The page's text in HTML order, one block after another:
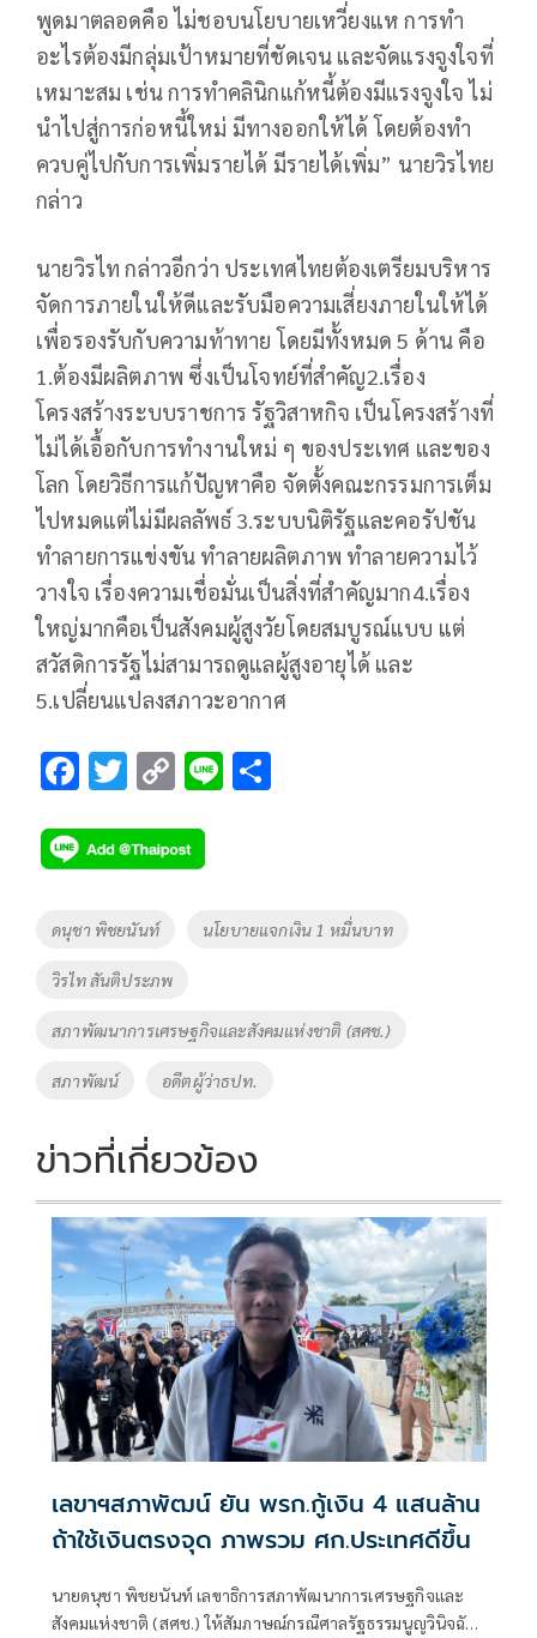
พูดมาตลอดคือ ไม่ชอบนโยบายเหวี่ยงแห การทำ
อะไรต้องมีกลุ่มเป้าหมายที่ชัดเจน และจัดแรงจูงใจที่
เหมาะสม เช่น การทำคลินิกแก้หนี้ต้องมีแรงจูงใจ ไม่
นำไปสู่การก่อหนี้ใหม่ มีทางออกให้ได้ โดยต้องทำ
ควบคู่ไปกับการเพิ่มรายได้ มีรายได้เพิ่ม” นายวิรไทย
กล่าว
นายวิรไท กล่าวอีกว่า ประเทศไทยต้องเตรียมบริหาร
จัดการภายในให้ดีและรับมือความเสี่ยงภายในให้ได้
เพื่อรองรับกับความท้าทาย โดยมีทั้งหมด 5 ด้าน คือ
1.ต้องมีผลิตภาพ ซึ่งเป็นโจทย์ที่สำคัญ2.เรื่อง
โครงสร้างระบบราชการ รัฐวิสาหกิจ เป็นโครงสร้างที่
ไม่ได้เอื้อกับการทำงานใหม่ ๆ ของประเทศ และของ
โลก โดยวิธีการแก้ปัญหาคือ จัดตั้งคณะกรรมการเต็ม
ไปหมดแต่ไม่มีผลลัพธ์ 3.ระบบนิติรัฐและคอรัปชัน
ทำลายการแข่งขัน ทำลายผลิตภาพ ทำลายความไว้
วางใจ เรื่องความเชื่อมั่นเป็นสิ่งที่สำคัญมาก4.เรื่อง
ใหญ่มากคือเป็นสังคมผู้สูงวัยโดยสมบูรณ์แบบ แต่
สวัสดิการรัฐไม่สามารถดูแลผู้สูงอายุได้ และ
5.เปลี่ยนแปลงสภาวะอากาศ
F
e
b
o
o
k
T
tt
er
C
p
y
Li
Li
Tags
ดนุชา พิชยนันท์ นโยบายแจกเงิน 1 หมื่นบาท
วิรไท สันติประภพ
สภาพัฒนาการเศรษฐกิจและสังคมแห่งชาติ (สศช.)
สภาพัฒน์ อดีตผู้ว่าธปท.
ข่าวที่เกี่ยวข้อง
เลขาฯสภาพัฒน์ ยัน พรก.กู้เงิน 4 แสนล้าน
ถ้าใช้เงินตรงจุด ภาพรวม ศก.ประเทศดีขึ้น
นายดนุชา พิชยนันท์ เลขาธิการสภาพัฒนาการเศรษฐกิจและ
สังคมแห่งชาติ (สศช.) ให้สัมภาษณ์กรณีศาลรัฐธรรมนูญวินิจฉัย